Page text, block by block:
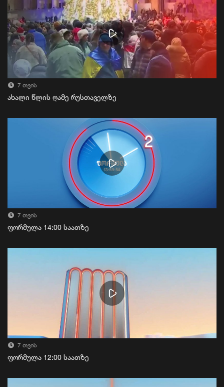
7 თვის
ახალი წლის ღამე რუსთაველზე
7 თვის
ფორმულა 14:00 საათზე
7 თვის
ფორმულა 12:00 საათზე